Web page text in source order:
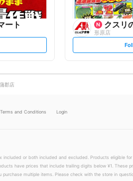
ート クスリ
形原店
s
t
郡店
Terms and Conditions Login
included or both included and excluded. Products eligible
have prices that include trailing digits below ¥1. These
multiple items. Please check with the store in